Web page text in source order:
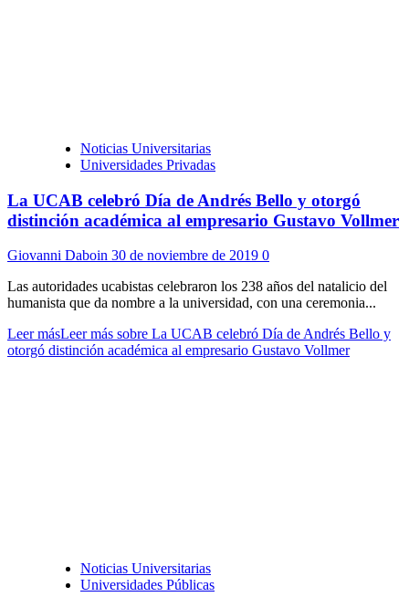
Noticias Universitarias
Universidades Privadas
La UCAB celebró Día de Andrés Bello y otorgó
distinción académica al empresario Gustavo Vollmer
Giovanni Daboin 30 de noviembre de 2019 0
Las autoridades ucabistas celebraron los 238 años del natalicio del
humanista que da nombre a la universidad, con una ceremonia...
Leer másLeer más sobre La UCAB celebró Día de Andrés Bello y
otorgó distinción académica al empresario Gustavo Vollmer
Noticias Universitarias
Universidades Públicas